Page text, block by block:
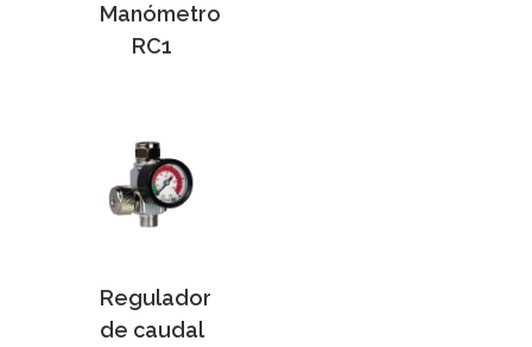
Manómetro
RC1
Regulador
de caudal